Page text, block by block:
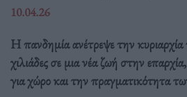
10.04.26
Η πανδημία ανέτρεψε την
χιλιάδες σε μια νέα ζωή στην
για χώρο και την πραγματικότητα